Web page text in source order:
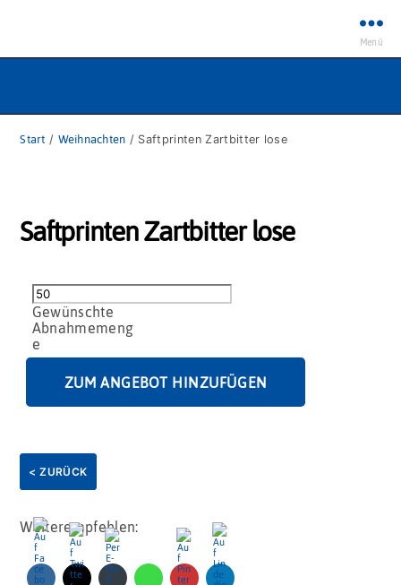
Menü
Start / Weihnachten / Saftprinten Zartbitter lose
Saftprinten Zartbitter lose
Saftprinten
Zartbitter
lose
Menge
ZUM ANGEBOT HINZUFÜGEN
< ZURÜCK
Weiterempfehlen: